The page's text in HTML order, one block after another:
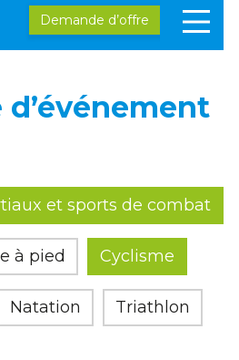
Demande d’offre
et sports de combat
à pied Cyclisme
Natation Triathlon